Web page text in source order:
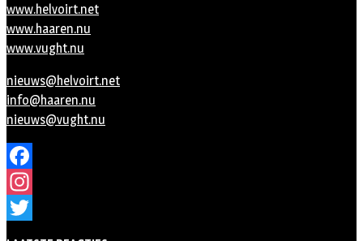
www.helvoirt.net
www.haaren.nu
www.vught.nu
nieuws@helvoirt.net
info@haaren.nu
nieuws@vught.nu
Facebook
Instagram